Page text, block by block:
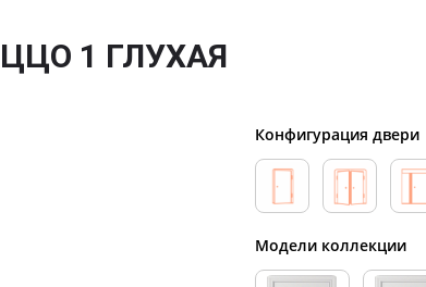
1 ГЛУХАЯ
Конфигурация двери
Модели коллекции